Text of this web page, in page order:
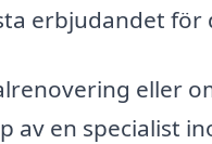
erbjudandet för
eller
av en specialist